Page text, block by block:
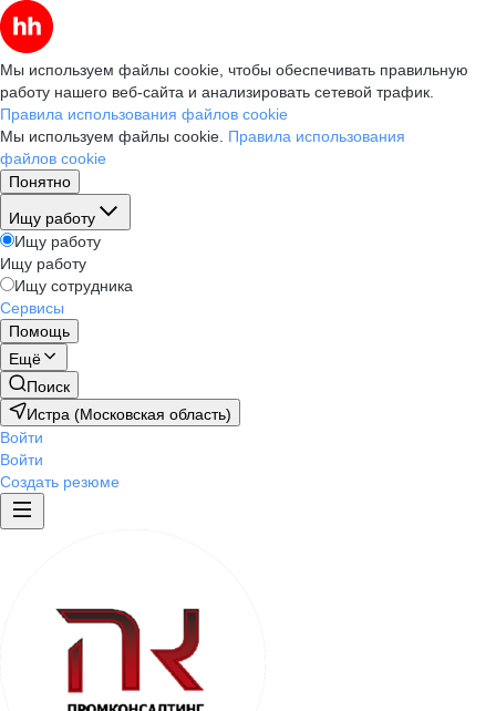
Мы используем файлы cookie, чтобы обеспечивать правильную
работу нашего веб-сайта и анализировать сетевой трафик.
Правила использования файлов cookie
Мы используем файлы cookie. Правила использования
файлов cookie
Понятно
Ищу работу
Ищу работу
Ищу работу
Ищу сотрудника
Сервисы
Помощь
Ещё
Поиск
Истра (Московская область)
Войти
Войти
Создать резюме